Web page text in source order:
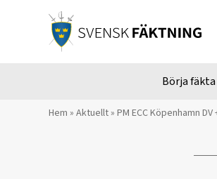
Börja fäkta
Hem » Aktuellt» PM ECC Köpenhamn DV